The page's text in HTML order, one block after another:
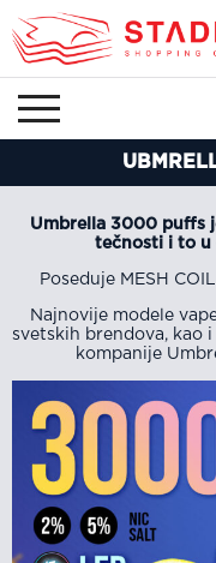
Umbrella 3000 puffs
tečnosti i to u
Poseduje MESH
Najnovije modele
svetskih brendova, kao
kompanije